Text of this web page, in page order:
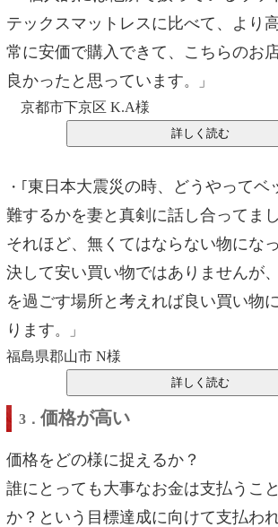
テックスマットレスに比べて、より
常に安価で購入できて、こちらのお
良かったと思っています。」
京都市下京区 K.A様
・｢ 東日本大震災の時、どうやってベ
難するかを妻と真剣に話し合ってまし
それほど、無くてはならない物になっ
決して安い買い物ではありませんが
を過ごす場所と考えれば良い買い物
ります。」
福島県郡山市 N様
3． 価格が高い
価格をどの様に捉えるか？
誰にとっても大事なお金は支払うこ
か？という目標達成に向けて支払わ